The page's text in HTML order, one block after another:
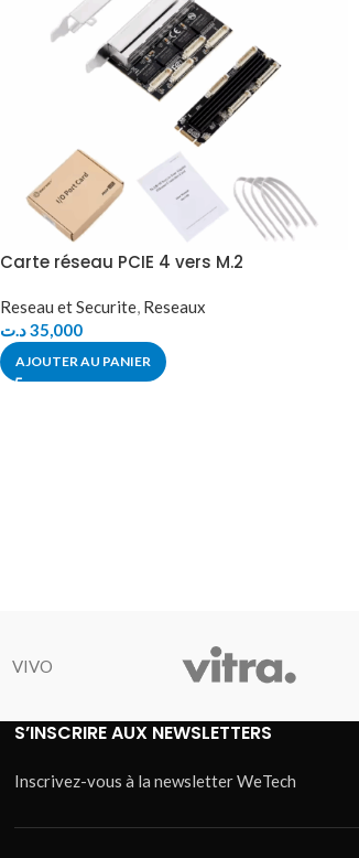
Carte réseau PCIE 4 vers M.2
Reseau et Securite Reseaux
35,000د.ت
AJOUTER AU PANIER
VIVO
S’INSCRIRE AUX NEWSLETTERS
Inscrivez-vous à la newsletter WeTech